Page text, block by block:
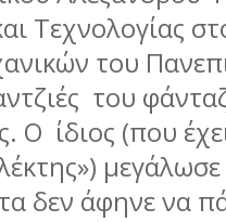
Τεχνολογίας
του
του
Ο ίδιος (που
δεν άφηνε να